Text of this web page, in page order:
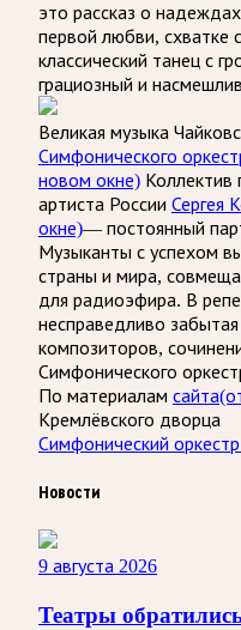
это рассказ о
первой любви, схватке
классический танец с
грациозный и
Великая музыка
Симфонического
новом окне) Коллектив
артиста России Сергея
окне)— постоянный
Музыканты с успехом
страны и мира,
для радиоэфира. В
несправедливо
композиторов,
Симфонического
По материалам сайта
Кремлёвского дворца
Симфонический
Новости
9 августа 2026
Театры